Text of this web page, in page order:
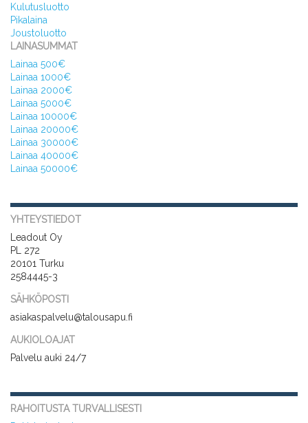
Kulutusluotto
Pikalaina
Joustoluotto
LAINASUMMAT
Lainaa 500€
Lainaa 1000€
Lainaa 2000€
Lainaa 5000€
Lainaa 10000€
Lainaa 20000€
Lainaa 30000€
Lainaa 40000€
Lainaa 50000€
YHTEYSTIEDOT
Leadout Oy
PL 272
20101 Turku
2584445-3
SÄHKÖPOSTI
asiakaspalvelu@talousapu.fi
AUKIOLOAJAT
Palvelu auki 24/7
RAHOITUSTA TURVALLISESTI